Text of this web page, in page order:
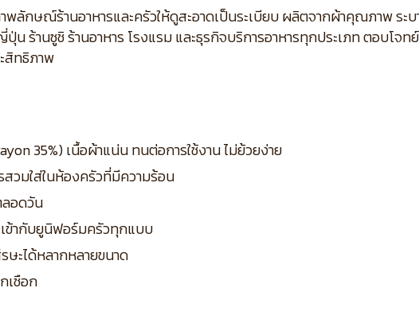
กษณ์ร้านอาหารและครัวให้ดูสะอาดเป็นระเบียบ ผลิตจากผ้าคุณภาพ ระบ
ร้านซูชิ ร้านอาหาร โรงแรม และธุรกิจบริการอาหารทุกประเภท ตอบโจท
สิทธิภาพ
35%) เนื้อผ้าแน่น ทนต่อการใช้งาน ไม่ย้วยง่าย
สวมใส่ในห้องครัวที่มีความร้อน
ลอดวัน
ข้ากับยูนิฟอร์มครัวทุกแบบ
ะได้หลากหลายขนาด
เชือก